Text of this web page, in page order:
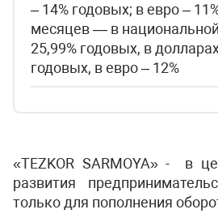
– 14% годовых; в евро –
месяцев — в
25,99% годовых, в
годовых, в евро – 12%
«TEZKOR SARMOYA» - в
развития
только для пополнения